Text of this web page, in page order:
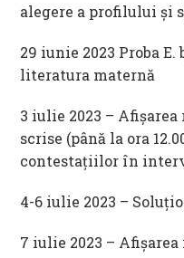
alegere a profilului și
29 iunie 2023 Proba
literatura maternă
3 iulie 2023 –
scrise (până la ora
contestațiilor în
4-6 iulie 2023 –
7 iulie 2023 –